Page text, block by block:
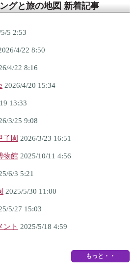
グと旅の地図 新着記事
5 2:53
4/22 8:50
4/22 8:16
2026/4/20 15:34
13:33
3/25 9:08
子園 2026/3/23 16:51
物館 2025/10/11 4:56
6/3 5:21
2025/5/30 11:00
5/27 15:03
ント 2025/5/18 4:59
もっと・・